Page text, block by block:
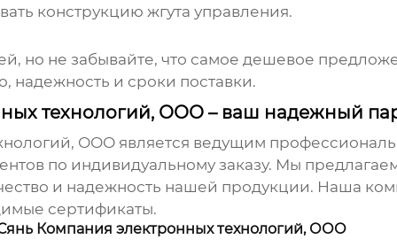
конструкцию жгута управления.
но не забывайте, что самое дешевое
надежность и сроки поставки.
технологий, ООО – ваш надежный
ОООявляется ведущим
по индивидуальному заказу. Мы
и надежность нашей продукции. Наша
сертификаты.
Компания электронных технологий, ООО